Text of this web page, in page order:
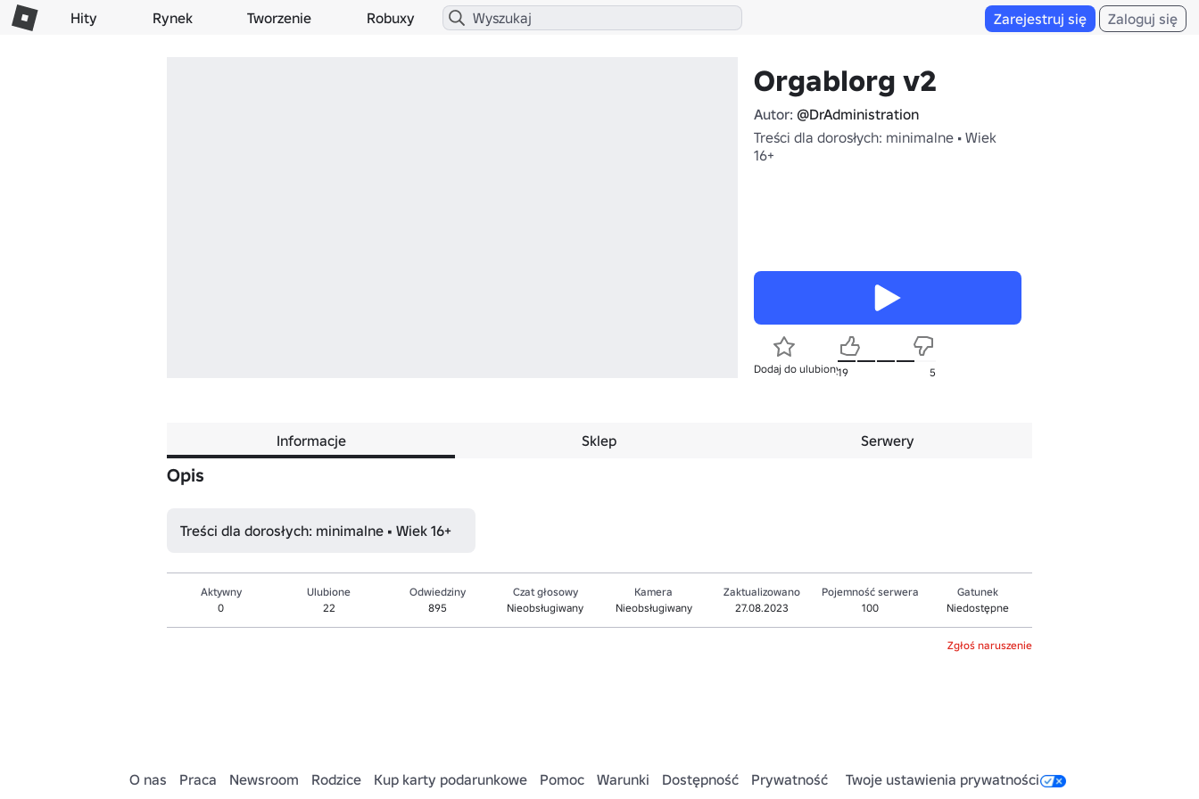
Hity Rynek Tworzenie Robuxy Zarejestruj się Zaloguj się
Orgablorg v2
Autor: @DrAdministration
Treści dla dorosłych: minimalne • Wiek
16+
Dodaj do ulubionych
19 5
Informacje Sklep Serwery
Opis
Treści dla dorosłych: minimalne • Wiek 16+
Aktywny
0
Ulubione
22
Odwiedziny
895
Czat głosowy
Nieobsługiwany
Kamera
Nieobsługiwany
Zaktualizowano
27.08.2023
Pojemność serwera
100
Gatunek
Niedostępne
Zgłoś naruszenie
O nas Praca Newsroom Rodzice Kup karty podarunkowe Pomoc Warunki Dostępność Prywatność Twoje ustawienia prywatności